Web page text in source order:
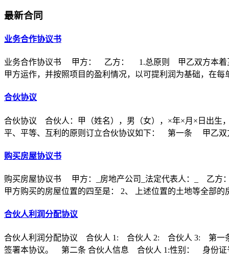
最新合同
业务合作协议书
业务合作协议书 甲方： 乙方： 1.总原则 甲乙双方本着互
甲方运作，并按照项目的盈利情况，以可提利润为基础，在每
合伙协议
合伙协议 合伙人：甲（姓名），男（女），×年×月×日出
平、平等、互利的原则订立合伙协议如下： 第一条 甲乙双
购买房屋协议书
购买房屋协议书 甲方：_房地产公司_法定代表人：_ 乙方
甲方购买的房屋位置的四至是： 2、 上述位置的土地等全部的
合伙人利润分配协议
合伙人利润分配协议 合伙人 1: 合伙人 2: 合伙人 3: 第一条
签署本协议。 第二条 合伙人信息 合伙人 1:性别： 身份